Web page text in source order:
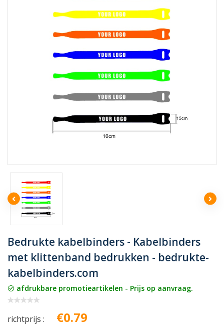
Bedrukte kabelbinders - Kabelbinders
met klittenband bedrukken - bedrukte-
kabelbinders.com
afdrukbare promotieartikelen - Prijs op aanvraag.
richtprijs : €0.79